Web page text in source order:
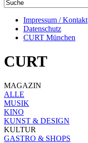
Impressum / Kontakt
Datenschutz
CURT München
CURT
MAGAZIN
ALLE
MUSIK
KINO
KUNST & DESIGN
KULTUR
GASTRO & SHOPS